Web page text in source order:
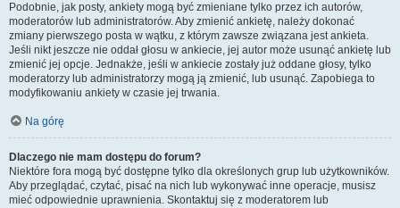
Podobnie, jak posty, ankiety mogą być zmieniane tylko przez ich autorów,
moderatorów lub administratorów. Aby zmienić ankietę, należy dokonać
zmiany pierwszego posta w wątku, z którym zawsze związana jest ankieta.
Jeśli nikt jeszcze nie oddał głosu w ankiecie, jej autor może usunąć ankietę lub
zmienić jej opcje. Jednakże, jeśli w ankiecie zostały już oddane głosy, tylko
moderatorzy lub administratorzy mogą ją zmienić, lub usunąć. Zapobiega to
modyfikowaniu ankiety w czasie jej trwania.
Na górę
Dlaczego nie mam dostępu do forum?
Niektóre fora mogą być dostępne tylko dla określonych grup lub użytkowników.
Aby przeglądać, czytać, pisać na nich lub wykonywać inne operacje, musisz
mieć odpowiednie uprawnienia. Skontaktuj się z moderatorem lub